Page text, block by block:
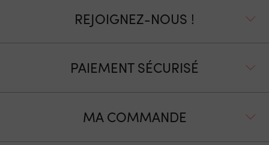
REJOIGNEZ-NOUS !
PAIEMENT SÉCURISÉ
MA COMMANDE